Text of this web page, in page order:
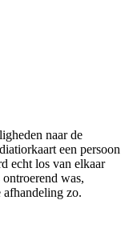
naar de
een persoon
echt los van elkaar
was,
afhandeling zo.